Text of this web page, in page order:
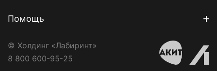
Помощь
© Холдинг «Лабиринт»
8 800 600-95-25